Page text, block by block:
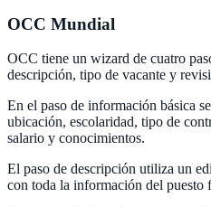
OCC Mundial
OCC tiene un wizard de cuatro
descripción, tipo de vacante y
En el paso de información básica
ubicación, escolaridad, tipo de
salario y conocimientos.
El paso de descripción utiliza un
con toda la información del puesto